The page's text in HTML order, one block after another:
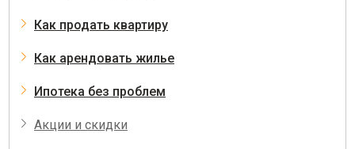
Как продать квартиру
Как арендовать жилье
Ипотека без проблем
Акции и скидки